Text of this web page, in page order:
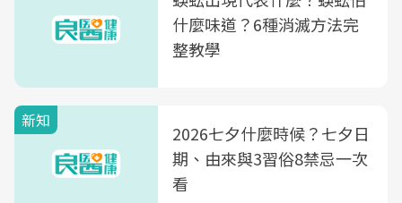
什麼味道？6種消滅方法完
整教學
新知
2026七夕什麼時候？七夕日
期、由來與3習俗8禁忌一次
看